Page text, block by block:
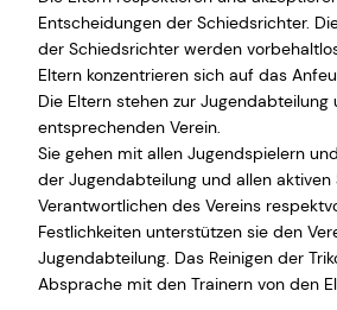
Entscheidungen der Schiedsrichter.
der Schiedsrichter werden
Eltern konzentrieren sich auf das
Die Eltern stehen zur Jugendabteilung
entsprechenden Verein.
Sie gehen mit allen Jugendspielern
der Jugendabteilung und allen aktiven
Verantwortlichen des Vereins
Festlichkeiten unterstützen sie den
Jugendabteilung. Das Reinigen der
Absprache mit den Trainern von den